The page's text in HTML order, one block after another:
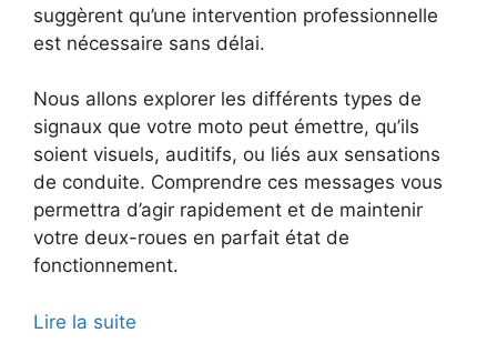
suggèrent qu’une intervention professionnelle
est nécessaire sans délai.
Nous allons explorer les différents types de
signaux que votre moto peut émettre, qu’ils
soient visuels, auditifs, ou liés aux sensations
de conduite. Comprendre ces messages vous
permettra d’agir rapidement et de maintenir
votre deux-roues en parfait état de
fonctionnement.
Lire la suite